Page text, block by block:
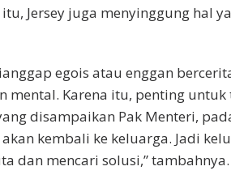
Jersey juga menyinggung hal
egois atau enggan
mental. Karena itu, penting
disampaikan Pak Menteri,
kembali ke keluarga. Jadi
dan mencari solusi,” tambahnya.